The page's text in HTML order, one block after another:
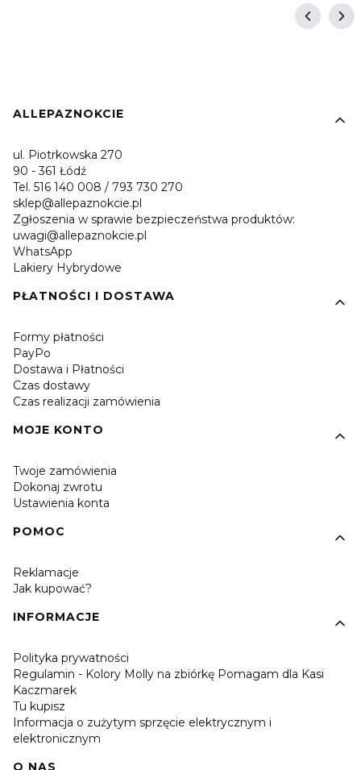
Linki w stopce
ALLEPAZNOKCIE
ul. Piotrkowska 270
90 - 361 Łódź
Tel. 516 140 008 / 793 730 270
sklep@allepaznokcie.pl
Zgłoszenia w sprawie bezpieczeństwa produktów:
uwagi@allepaznokcie.pl
WhatsApp
Lakiery Hybrydowe
PŁATNOŚCI I DOSTAWA
Formy płatności
PayPo
Dostawa i Płatności
Czas dostawy
Czas realizacji zamówienia
MOJE KONTO
Twoje zamówienia
Dokonaj zwrotu
Ustawienia konta
POMOC
Reklamacje
Jak kupować?
INFORMACJE
Polityka prywatności
Regulamin - Kolory Molly na zbiórkę Pomagam dla Kasi
Kaczmarek
Tu kupisz
Informacja o zużytym sprzęcie elektrycznym i
elektronicznym
O NAS